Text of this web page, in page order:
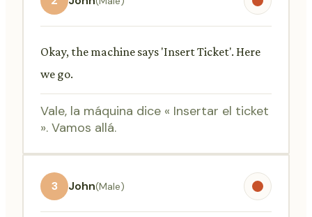
Okay, the machine says 'Insert Ticket'. Here
we go.
Vale, la máquina dice « Insertar el ticket
». Vamos allá.
3 John(Male)